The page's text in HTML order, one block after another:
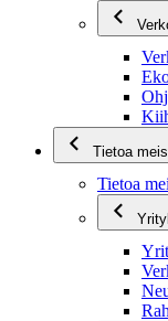
Tietoa
Tietoa